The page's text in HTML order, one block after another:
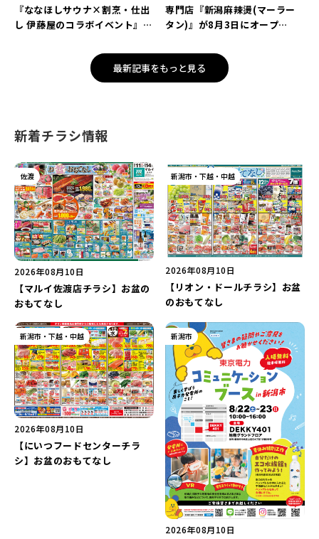
『ななほしサウナ×割烹・仕出
し 伊藤屋のコラボイベント』が
かき氷でととのえよう♪
専門店『新潟麻辣燙(マーラー
タン)』が8月3日にオープ
キャンペーンを実施中♪
最新記事をもっと見る
新着チラシ情報
佐渡
2026年08月10日
【マルイ佐渡店チラシ】お盆の
おもてなし
新潟市・下越・中越
2026年08月10日
【リオン・ドールチラシ】お盆
のおもてなし
新潟市・下越・中越
2026年08月10日
【にいつフードセンターチラ
シ】お盆のおもてなし
新潟市
2026年08月10日